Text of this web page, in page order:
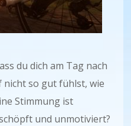
du dich am Tag nach
so gut fühlst, wie
Stimmung ist
und unmotiviert?